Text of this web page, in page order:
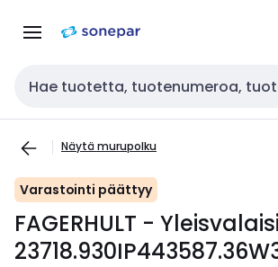
navigointiinsisältöön
Haku
Näytä murupolku
Varastointi päättyy
FAGERHULT -